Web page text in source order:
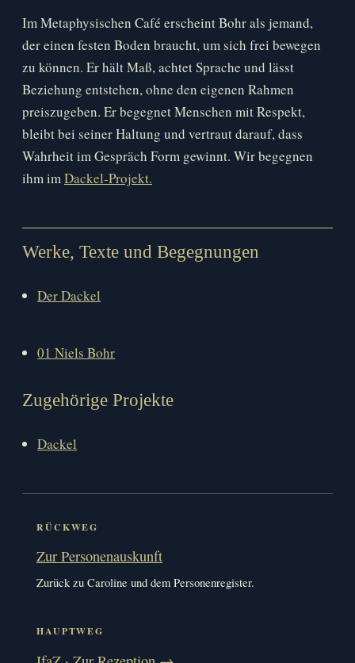
Im Metaphysischen Café erscheint Bohr als jemand,
der einen festen Boden braucht, um sich frei bewegen
zu können. Er hält Maß, achtet Sprache und lässt
Beziehung entstehen, ohne den eigenen Rahmen
preiszugeben. Er begegnet Menschen mit Respekt,
bleibt bei seiner Haltung und vertraut darauf, dass
Wahrheit im Gespräch Form gewinnt. Wir begegnen
ihm imDackel-Projekt.
Werke, Texte und Begegnungen
Der Dackel
01 Niels Bohr
Zugehörige Projekte
Dackel
RÜCKWEG
Zur Personenauskunft
Zurück zu Caroline und dem Personenregister.
HAUPTWEG